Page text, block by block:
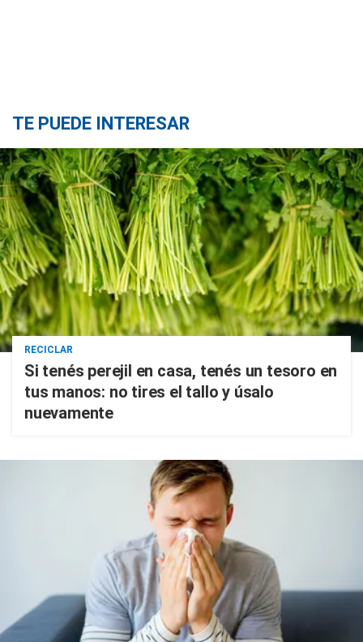
TE PUEDE INTERESAR
RECICLAR
Si tenés perejil en casa, tenés un tesoro en
tus manos: no tires el tallo y úsalo
nuevamente